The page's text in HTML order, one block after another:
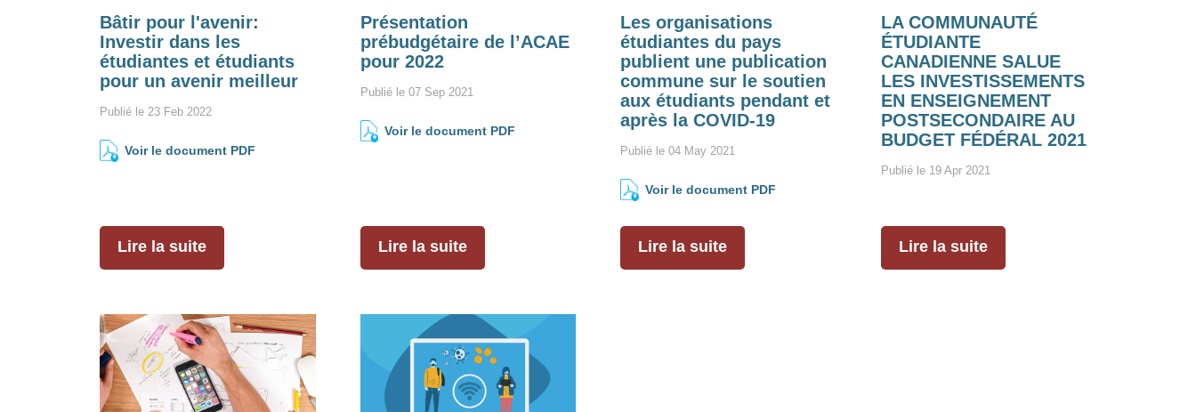
Bâtir pour l'avenir:
Investir dans les
étudiantes et étudiants
pour un avenir meilleur
Publié le 23 Feb 2022
Voir le document PDF
Lire la suite
Présentation
prébudgétaire de l’ACAE
pour 2022
Publié le 07 Sep 2021
Voir le document PDF
Lire la suite
Les organisations
étudiantes du pays
publient une publication
commune sur le soutien
aux étudiants pendant et
après la COVID-19
Publié le 04 May 2021
Voir le document PDF
Lire la suite
LA COMMUNAUTÉ
ÉTUDIANTE
CANADIENNE SALUE
LES INVESTISSEMENTS
EN ENSEIGNEMENT
POSTSECONDAIRE AU
BUDGET FÉDÉRAL 2021
Publié le 19 Apr 2021
Lire la suite